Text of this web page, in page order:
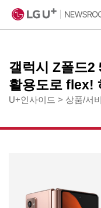
갤럭시 Z폴드2
활용도로 flex!
U+인사이드 > 상품/서